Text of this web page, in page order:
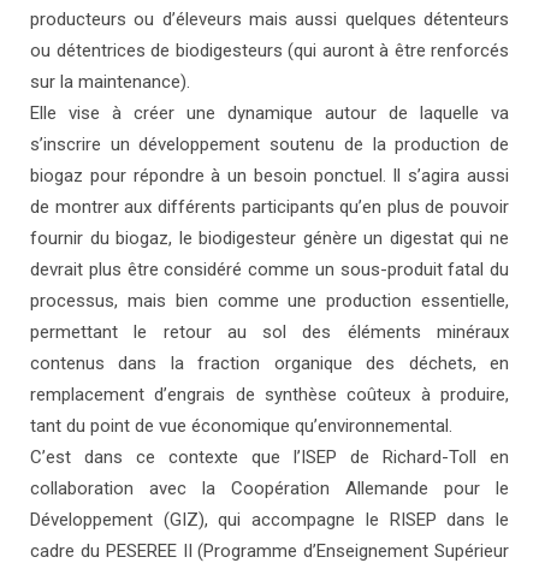
producteurs ou d’éleveurs mais aussi quelques détenteurs
ou détentrices de biodigesteurs (qui auront à être renforcés
sur la maintenance).
Elle vise à créer une dynamique autour de laquelle va
s’inscrire un développement soutenu de la production de
biogaz pour répondre à un besoin ponctuel. Il s’agira aussi
de montrer aux différents participants qu’en plus de pouvoir
fournir du biogaz, le biodigesteur génère un digestat qui ne
devrait plus être considéré comme un sous-produit fatal du
processus, mais bien comme une production essentielle,
permettant le retour au sol des éléments minéraux
contenus dans la fraction organique des déchets, en
remplacement d’engrais de synthèse coûteux à produire,
tant du point de vue économique qu’environnemental.
C’est dans ce contexte que l’ISEP de Richard-Toll en
collaboration avec la Coopération Allemande pour le
Développement (GIZ), qui accompagne le RISEP dans le
cadre du PESEREE II (Programme d’Enseignement Supérieur